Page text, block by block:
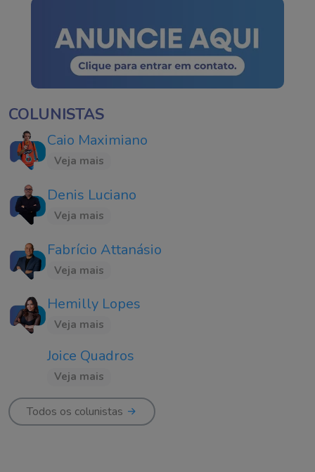
COLUNISTAS
Caio Maximiano
Veja mais
Denis Luciano
Veja mais
Fabrício Attanásio
Veja mais
Hemilly Lopes
Veja mais
Joice Quadros
Veja mais
Todos os colunistas